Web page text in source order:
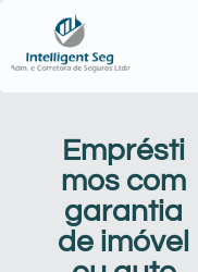
Emprésti
mos com
garantia
de imóvel